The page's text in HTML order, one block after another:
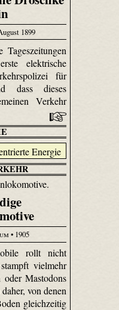
1899
elektrische
für
dass dieses
Verkehr
• 1905
rollt nicht
vielmehr
Mastodons
von denen
gleichzeitig